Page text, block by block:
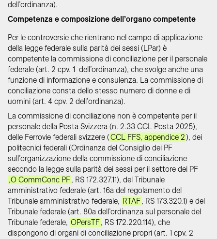
dell’ordinanza).
Competenza e composizione dell’organo competente
Per le controversie che rientrano nel campo di applicazione
della legge federale sulla parità dei sessi (LPar) è
competente la commissione di conciliazione per il personale
federale (art. 2 cpv. 1 dell’ordinanza), che svolge anche una
funzione di informazione e consulenza. La commissione di
conciliazione consta dello stesso numero di donne e di
uomini (art. 4 cpv. 2 dell’ordinanza).
La commissione di conciliazione non è competente per il
personale della Posta Svizzera (n. 2.33 CCL Posta 2025),
delle Ferrovie federali svizzere (CCL FFS, appendice 2), dei
politecnici federali (Ordinanza del Consiglio dei PF
sull’organizzazione della commissione di conciliazione
secondo la legge sulla parità dei sessi per il settore dei PF
,O CommConc PF, RS 172.327.11), del Tribunale
amministrativo federale (art. 16a del regolamento del
Tribunale amministrativo federale, RTAF, RS 173.320.1) e del
Tribunale federale (art. 80a dell’ordinanza sul personale del
Tribunale federale, OPersTF, RS 172.220.114), che
dispongono di organi di conciliazione propri (art. 1 cpv. 2